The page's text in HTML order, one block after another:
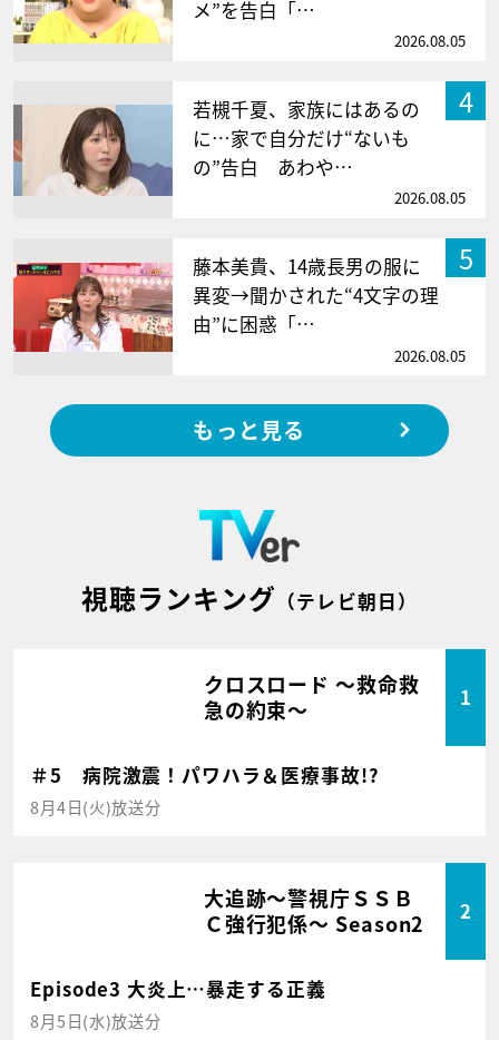
メ”を告白「…
2026.08.05
4
若槻千夏、家族にはあるの
に…家で自分だけ“ないも
の”告白 あわや…
2026.08.05
5
藤本美貴、14歳長男の服に
異変→聞かされた“4文字の理
由”に困惑「…
2026.08.05
もっと見る
視聴ランキング （テレビ朝日）
クロスロード ～救命救
急の約束～
1
＃5 病院激震！パワハラ＆医療事故!?
8月4日(火)放送分
大追跡～警視庁ＳＳＢ
Ｃ強行犯係～ Season2
2
Episode3 大炎上…暴走する正義
8月5日(水)放送分